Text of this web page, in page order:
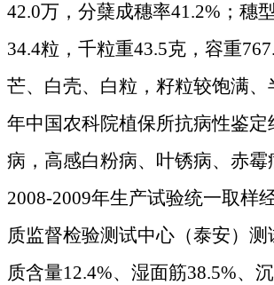
42.0万，分蘖成穗率41.2% ；穗
34.4粒，千粒重43.5克 ，容重
芒、白壳、白粒，籽粒较饱满、
年中国农科院植保所抗病性鉴定
病，高感白粉病、叶锈病、赤霉
2008-2009年生产试验统一取样
质监督检验测试中心（泰安）测
质含量12.4%、湿面筋38.5%、